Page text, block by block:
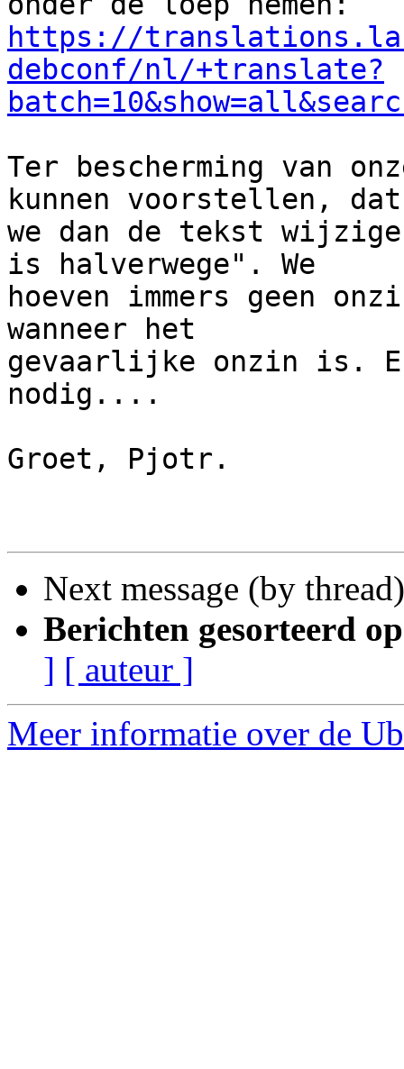
https://
debconf/nl/+translate?
Ter bescherming van
kunnen voorstellen, dat
we dan de tekst
is halverwege". We
hoeven immers geen
wanneer het
gevaarlijke onzin is.
nodig....
Groet, Pjotr.
Next message (by
Berichten gesorteerd
] [ auteur ]
Meer informatie over de